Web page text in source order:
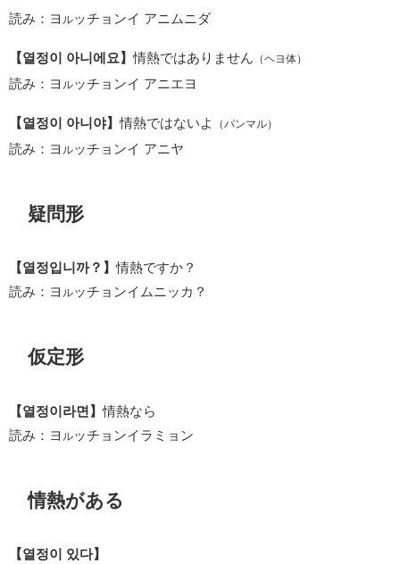
読み：ヨ ルッチョンイ アニムニダ
【열정이 아니에요】情熱ではありません （ヘヨ体）
読み：ヨ ルッチョンイ アニエヨ
【열정이 아니야】情熱ではないよ （パンマル）
読み：ヨ ルッチョンイ アニヤ
疑問形
【열정입니까？】情熱ですか？
読み：ヨ ルッチョンイムニッカ？
仮定形
【열정이라면】情熱なら
読み：ヨ ルッチョンイラミョン
情熱がある
【열정이 있다】